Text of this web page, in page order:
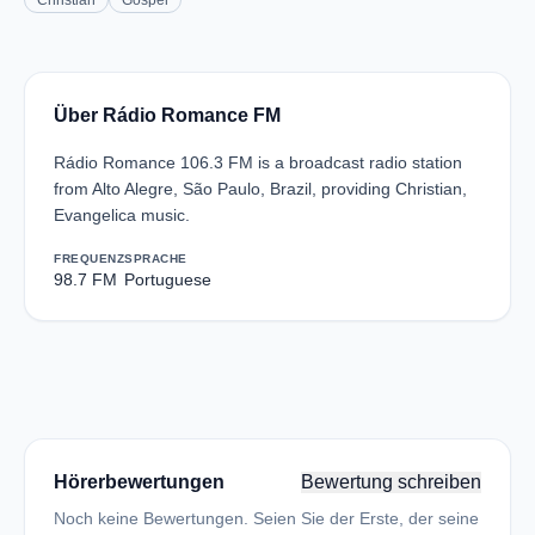
Über Rádio Romance FM
Rádio Romance 106.3 FM is a broadcast radio station
from Alto Alegre, São Paulo, Brazil, providing Christian,
Evangelica music.
FREQUENZ
98.7 FM
SPRACHE
Portuguese
Hörerbewertungen Bewertung schreiben
Noch keine Bewertungen. Seien Sie der Erste, der seine